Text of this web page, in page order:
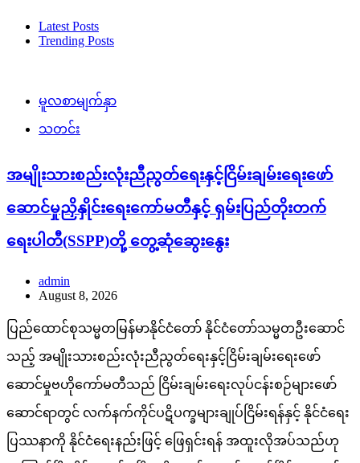
Latest Posts
Trending Posts
မူလစာမျက်နှာ
သတင်း
အမျိုးသားစည်းလုံးညီညွတ်ရေးနှင့်ငြိမ်းချမ်းရေးဖော်
ဆောင်မှုညှိနှိုင်းရေးကော်မတီနှင့် ရှမ်းပြည်တိုးတက်
ရေးပါတီ(SSPP)တို့ တွေ့ဆုံဆွေးနွေး
admin
August 8, 2026
ပြည်ထောင်စုသမ္မတမြန်မာနိုင်ငံတော် နိုင်ငံတော်သမ္မတဦးဆောင်
သည့် အမျိုးသားစည်းလုံးညီညွတ်ရေးနှင့်ငြိမ်းချမ်းရေးဖော်
ဆောင်မှုဗဟိုကော်မတီသည် ငြိမ်းချမ်းရေးလုပ်ငန်းစဉ်များဖော်
ဆောင်ရာတွင် လက်နက်ကိုင်ပဋိပက္ခများချုပ်ငြိမ်းရန်နှင့် နိုင်ငံရေး
ပြဿနာကို နိုင်ငံရေးနည်းဖြင့် ဖြေရှင်းရန် အထူးလိုအပ်သည်ဟု